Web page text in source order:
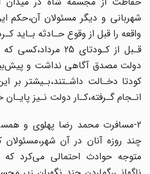
شهربانی و دیگر مسئولان آن‌،حکم‌
واقعه را قبل از وقوع‌ حـادثه بـاید
قـبل از کـودتای 25
دولت‌‌ مصدق آگاهی نداشت و
کودتا دخـالت داشـتند‌،بـیشتر‌ بر
انـجام گـرفته،کـار دولت نـیز پایـان
2-مسافرت‌ محمد‌ رضا‌ پهلوی و همسر
چند روزه آنان در آن‌‌ شهر‌،مسئولان‌
متوجه حوادث احتمالی می‌کرد که